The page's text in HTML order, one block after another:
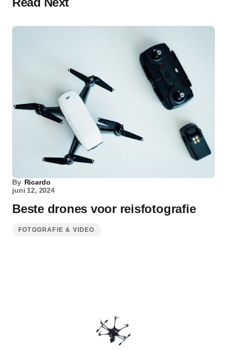
By Ricardo
juni 12, 2024
Beste drones voor reisfotografie
FOTOGRAFIE & VIDEO